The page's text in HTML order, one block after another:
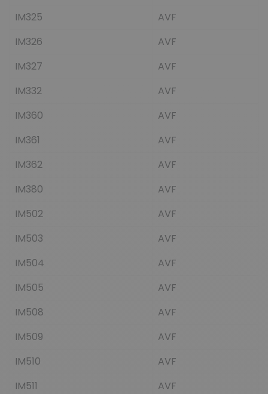
IM325
AVF
IM326
AVF
IM327
AVF
IM332
AVF
IM360
AVF
IM361
AVF
IM362
AVF
IM380
AVF
IM502
AVF
IM503
AVF
IM504
AVF
IM505
AVF
IM508
AVF
IM509
AVF
IM510
AVF
IM511
AVF